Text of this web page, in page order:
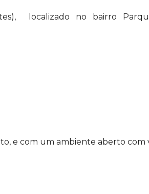
localizado no bairro
e com um ambiente aberto com